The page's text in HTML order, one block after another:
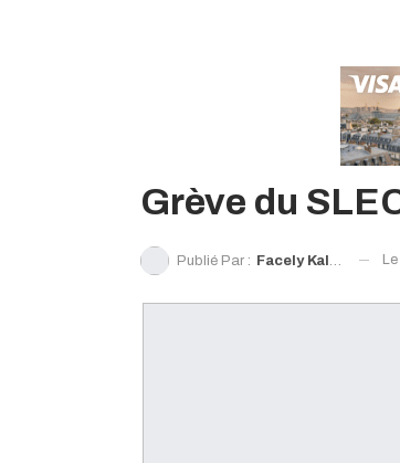
Grève du
Publié Par : Facely Kalman Keïta Le